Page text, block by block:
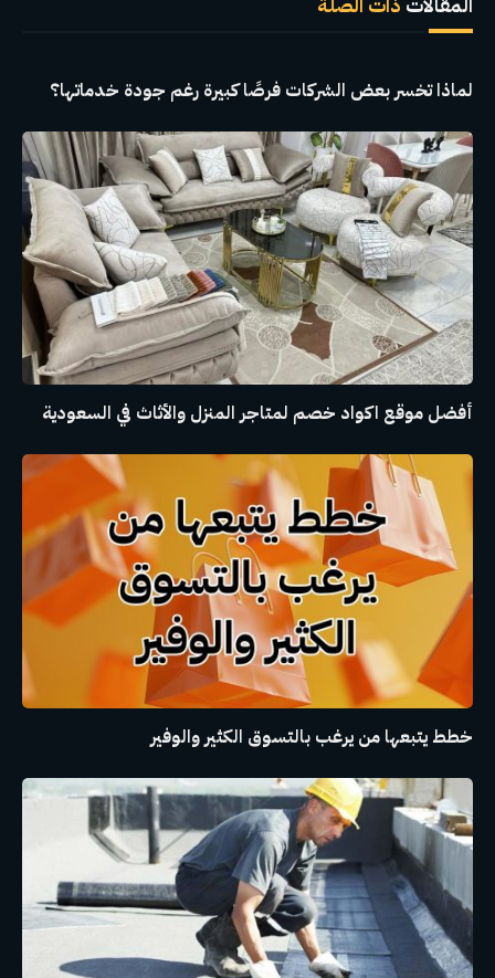
لماذا تخسر بعض الشركات فرصًا كبيرة رغم جودة خدماتها؟
أفضل موقع اكواد خصم لمتاجر المنزل والأثاث في السعودية
خطط يتبعها من يرغب بالتسوق الكثير والوفير